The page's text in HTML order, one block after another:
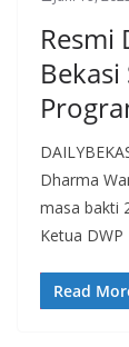
Resmi
Dharma
masa bakti
Ketua DWP
Read